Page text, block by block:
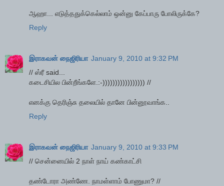
ஆஹா... எடுத்ததுக்கெல்லாம் ஒன்னு கேப்பாரு போலிருக்கே?
Reply
இராகவன் நைஜிரியா January 9, 2010 at 9:32 PM
// ஸ்ரீ said...
கடைசியில பின்றீங்களே.:-))))))))))))))))) //
எனக்கு தெரிஞ்சு தலையில் தானே பின்னூவாங்க..
Reply
இராகவன் நைஜிரியா January 9, 2010 at 9:33 PM
// சென்னையில் 2 நாள் நாய் கண்காட்சி
தண்டோரா அண்ணே. நாமள்ளாம் போணுமா? //